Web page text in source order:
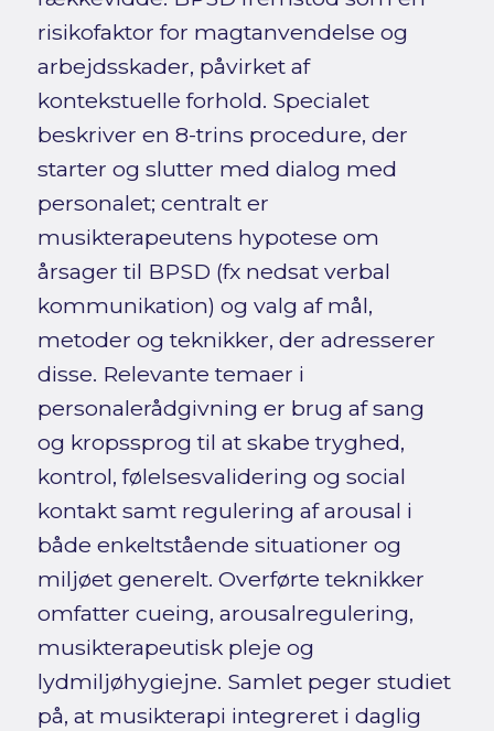
risikofaktor for magtanvendelse og
arbejdsskader, påvirket af
kontekstuelle forhold. Specialet
beskriver en 8-trins procedure, der
starter og slutter med dialog med
personalet; centralt er
musikterapeutens hypotese om
årsager til BPSD (fx nedsat verbal
kommunikation) og valg af mål,
metoder og teknikker, der adresserer
disse. Relevante temaer i
personalerådgivning er brug af sang
og kropssprog til at skabe tryghed,
kontrol, følelsesvalidering og social
kontakt samt regulering af arousal i
både enkeltstående situationer og
miljøet generelt. Overførte teknikker
omfatter cueing, arousalregulering,
musikterapeutisk pleje og
lydmiljøhygiejne. Samlet peger studiet
på, at musikterapi integreret i daglig